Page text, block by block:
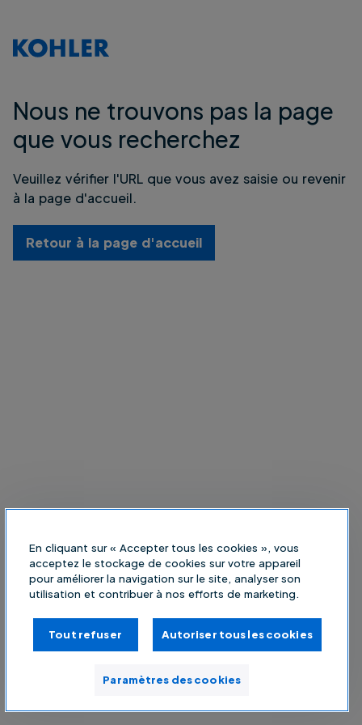
Nous ne trouvons pas la page
que vous recherchez
Veuillez vérifier l'URL que vous avez saisie ou revenir
à la page d'accueil.
Retour à la page d'accueil
En cliquant sur « Accepter tous les cookies », vous
acceptez le stockage de cookies sur votre appareil
pour améliorer la navigation sur le site, analyser son
utilisation et contribuer à nos efforts de marketing.
Tout refuser Autoriser tous les cookies
Paramètres des cookies